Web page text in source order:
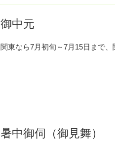
御中元
関東なら7月初旬～7月15日まで
暑中御伺（御見舞）